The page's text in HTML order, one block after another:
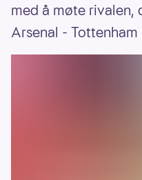
med å møte rivalen,
Arsenal -